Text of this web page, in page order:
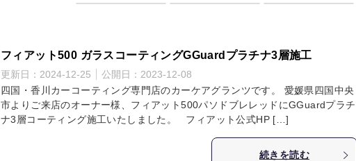
フィアット500 ガラスコーティングGGuardプラチナ3層施工
更新日： 2024-12-25 公開日： 2023-12-08
四国・香川カーコーティング専門店のカーケアグランツです。 愛媛県四国中央
市よりご来店のオーナー様、フィアット500パソドブレレッドにGGuardプラチ
ナ3層コーティング施工いたしました。 フィアット公式HP […]
続きを読む